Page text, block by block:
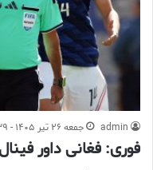
admin جمعه ۲۶ تیر ۱۴۰۵ - ۰۳:۳۹
فوری: فغانی داور